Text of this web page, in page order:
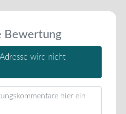
Bewertung
wird nicht